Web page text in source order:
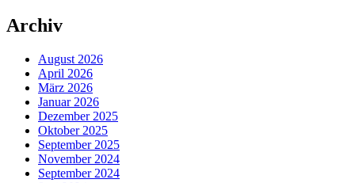
Archiv
August 2026
April 2026
März 2026
Januar 2026
Dezember 2025
Oktober 2025
September 2025
November 2024
September 2024